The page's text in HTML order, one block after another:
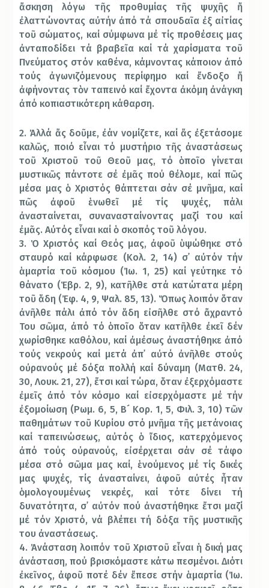
ἄσκηση λόγω τῆς προθυμίας τῆς ψυχῆς ἤ
ἐλαττώνοντας αὐτήν ἀπό τά σπουδαῖα ἐξ αἰτίας
τοῦ σώματος, καί σύμφωνα μέ τίς προθέσεις μας
ἀνταποδίδει τά βραβεῖα καί τά χαρίσματα τοῦ
Πνεύματος στόν καθένα, κάμνοντας κάποιον ἀπό
τούς ἀγωνιζόμενους περίφημο καί ἔνδοξο ἤ
ἀφήνοντας τὸν ταπεινό καί ἔχοντα ἀκόμη ἀνάγκη
ἀπό κοπιαστικότερη κάθαρση.
2. Ἀλλά ἄς δοῦμε, ἐάν νομίζετε, καί ἄς ἐξετάσομε
καλῶς, ποιό εἶναι τό μυστήριο τῆς ἀναστάσεως
τοῦ Χριστοῦ τοῦ Θεοῦ μας, τό ὁποῖο γίνεται
μυστικῶς πάντοτε σέ ἐμᾶς πού θέλομε, καί πῶς
μέσα μας ὁ Χριστός θάπτεται σάν σέ μνῆμα, καί
πῶς ἀφοῦ ἑνωθεῖ μέ τίς ψυχές, πάλι
ἀνασταίνεται, συνανασταίνοντας μαζί του καί
ἐμᾶς. Αὐτός εἶναι καί ὁ σκοπός τοῦ λόγου.
3. Ὁ Χριστός καί Θεός μας, ἀφοῦ ὑψώθηκε στό
σταυρό καί κάρφωσε (Κολ. 2, 14) σ᾿ αὐτόν τήν
ἁμαρτία τοῦ κόσμου (Ἰω. 1, 25) καί γεύτηκε τό
θάνατο (Ἑβρ. 2, 9), κατῆλθε στά κατώτατα μέρη
τοῦ ἅδη (Ἐφ. 4, 9, Ψαλ. 85, 13). Ὅπως λοιπόν ὅταν
ἀνῆλθε πάλι ἀπό τόν ἅδη εἰσῆλθε στό ἄχραντό
Του σῶμα, ἀπό τό ὁποῖο ὅταν κατῆλθε ἐκεῖ δέν
χωρίσθηκε καθόλου, καί ἀμέσως ἀναστήθηκε ἀπό
τούς νεκρούς καί μετά ἀπ᾿ αὐτό ἀνῆλθε στούς
οὐρανούς μέ δόξα πολλή καί δύναμη (Ματθ. 24,
30, Λουκ. 21, 27), ἔτσι καί τώρα, ὅταν ἐξερχόμαστε
ἐμεῖς ἀπό τόν κόσμο καί εἰσερχόμαστε μέ τήν
ἐξομοίωση (Ρωμ. 6, 5, Β´ Κορ. 1, 5, Φιλ. 3, 10) τῶν
παθημάτων τοῦ Κυρίου στό μνῆμα τῆς μετάνοιας
καί ταπεινώσεως, αὐτός ὁ ἴδιος, κατερχόμενος
ἀπό τούς οὐρανούς, εἰσέρχεται σάν σέ τάφο
μέσα στό σῶμα μας καί, ἑνούμενος μέ τίς δικές
μας ψυχές, τίς ἀνασταίνει, ἀφοῦ αὐτές ἦταν
ὁμολογουμένως νεκρές, καί τότε δίνει τή
δυνατότητα, σ᾿ αὐτόν πού ἀναστήθηκε ἔτσι μαζί
μέ τόν Χριστό, νά βλέπει τή δόξα τῆς μυστικῆς
του ἀναστάσεως.
4. Ἀνάσταση λοιπόν τοῦ Χριστοῦ εἶναι ἡ δική μας
ἀνάσταση, πού βρισκόμαστε κάτω πεσμένοι. Διότι
ἐκεῖνος, ἀφοῦ ποτέ δέν ἔπεσε στήν ἁμαρτία (Ἰω.